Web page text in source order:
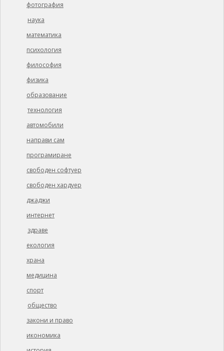
фотография
наука
математика
психология
философия
физика
образование
технология
автомобили
направи сам
програмиране
свободен софтуер
свободен хардуер
джаджи
интернет
здраве
екология
храна
медицина
спорт
общество
закони и право
икономика